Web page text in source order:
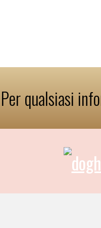
Per qualsiasi